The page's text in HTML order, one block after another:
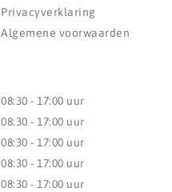
Privacyverklaring
Algemene voorwaarden
08:30 - 17:00 uur
08:30 - 17:00 uur
08:30 - 17:00 uur
08:30 - 17:00 uur
08:30 - 17:00 uur